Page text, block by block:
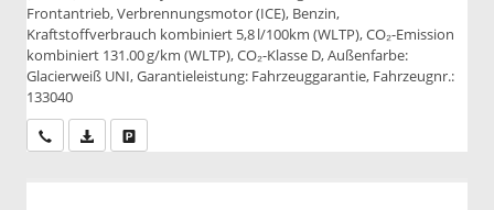
Frontantrieb, Verbrennungsmotor (ICE), Benzin,
Kraftstoffverbrauch kombiniert 5,8 l/100km (WLTP), CO₂-Emission
kombiniert 131.00 g/km (WLTP), CO₂-Klasse D, Außenfarbe:
Glacierweiß UNI, Garantieleistung: Fahrzeuggarantie, Fahrzeugnr.:
133040
Wir rufen Sie anPDF-Datei, Fahrzeugexposé drucken